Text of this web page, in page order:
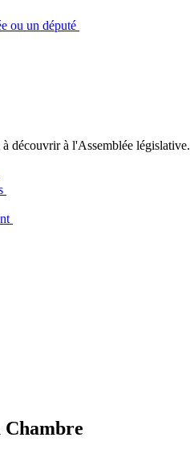
ou un député
découvrir à l'Assemblée législative.
Chambre